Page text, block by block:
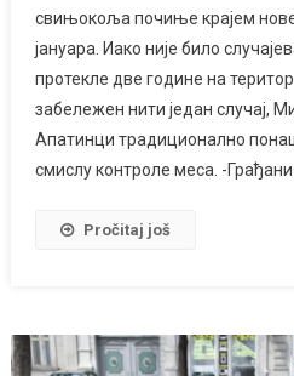
свињокоља почиње крајем
јануара. Иако није било
протекле две године на
забележен нити један случај,
Апатинци традиционално
смислу контроле меса. -
Pročitaj još